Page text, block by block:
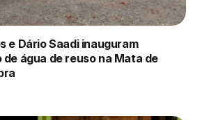
e Dário Saadi inauguram
água de reuso na Mata de